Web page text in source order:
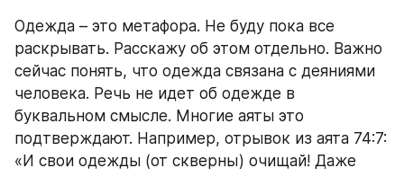
Одежда – это метафора. Не буду пока все
раскрывать. Расскажу об этом отдельно. Важно
сейчас понять, что одежда связана с деяниями
человека. Речь не идет об одежде в
буквальном смысле. Многие аяты это
подтверждают. Например, отрывок из аята 74:7:
«И свои одежды (от скверны) очищай! Даже